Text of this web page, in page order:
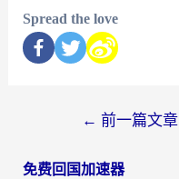
Spread the love
← 前一篇文章
免费回国加速器